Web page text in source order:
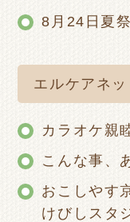
8月24日夏
エルケアネ
カラオケ親
こんな事、
おこしやす
けびしスタ